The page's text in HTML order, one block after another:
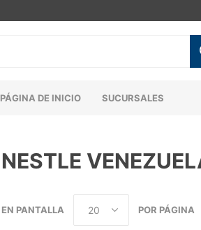
PÁGINA DE INICIO SUCURSALES
NESTLE
EN PANTALLA POR PÁGINA